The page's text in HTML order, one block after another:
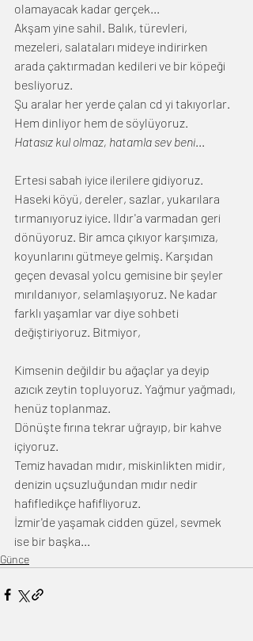
olamayacak kadar gerçek...
Akşam yine sahil. Balık, türevleri,
mezeleri, salataları mideye indirirken
arada çaktırmadan kedileri ve bir köpeği
besliyoruz.
Şu aralar her yerde çalan cd yi takıyorlar.
Hem dinliyor hem de söylüyoruz.
Hatasız kul olmaz, hatamla sev beni﻿...
Ertesi sabah iyice ilerilere gidiyoruz.
Haseki köyü, dereler, sazlar, yukarılara
tırmanıyoruz iyice. Ildır'a varmadan geri
dönüyoruz. Bir amca çıkıyor karşımıza,
koyunlarını gütmeye gelmiş. Karşıdan
geçen devasal yolcu gemisine bir şeyler
mırıldanıyor, selamlaşıyoruz. Ne kadar
farklı yaşamlar var diye sohbeti
değiştiriyoruz. Bitmiyor,
Kimsenin değildir bu ağaçlar ya deyip
azıcık zeytin topluyoruz. Yağmur yağmadı,
henüz toplanmaz.
Dönüşte fırına tekrar uğrayıp, bir kahve
içiyoruz.
Temiz havadan mıdır, miskinlikten midir,
denizin uçsuzluğundan mıdır nedir
hafifledikçe hafifliyoruz.
İzmir'de yaşamak cidden güzel, sevmek
ise bir başka...
Günce